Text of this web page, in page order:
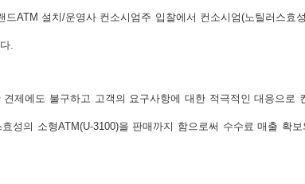
ATM 설치/운영사 컨소시엄주 입찰에서 컨소시엄(노틸러스효
.
제에도 불구하고 고객의 요구사항에 대한 적극적인 대응으로
성의 소형ATM(U-3100)을 판매까지 함으로써 수수료 매출 확